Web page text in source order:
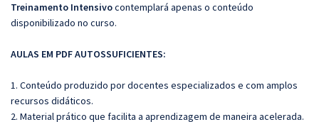
Treinamento Intensivocontemplará apenas o conteúdo
disponibilizado no curso.
AULAS EM PDF AUTOSSUFICIENTES:
1. Conteúdo produzido por docentes especializados e com amplos
recursos didáticos.
2. Material prático que facilita a aprendizagem de maneira acelerada.